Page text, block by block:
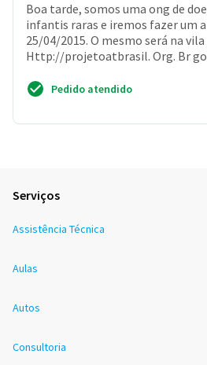
Boa tarde, somos uma ong de
infantis raras e iremos fazer um
25/04/2015. O mesmo será na
Http://projetoatbrasil. Org. Br
Pedido atendido
Serviços
Assistência Técnica
Aulas
Autos
Consultoria